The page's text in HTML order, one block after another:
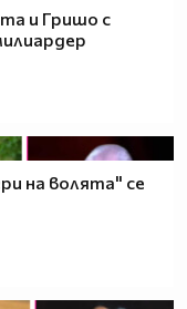
и Гришо с
на волята" се